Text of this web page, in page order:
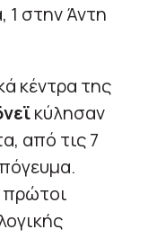
1 στην Άντη
κέντρα της
κύλησαν
από τις 7
πρώτοι